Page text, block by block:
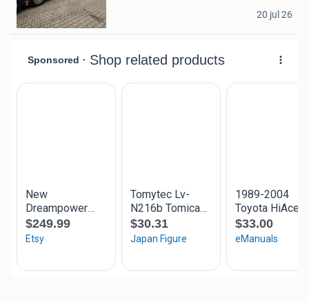
Antonissen
Geldrop
20 jul 26